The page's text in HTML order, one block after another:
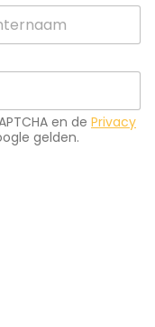
en de Privacy
gelden.